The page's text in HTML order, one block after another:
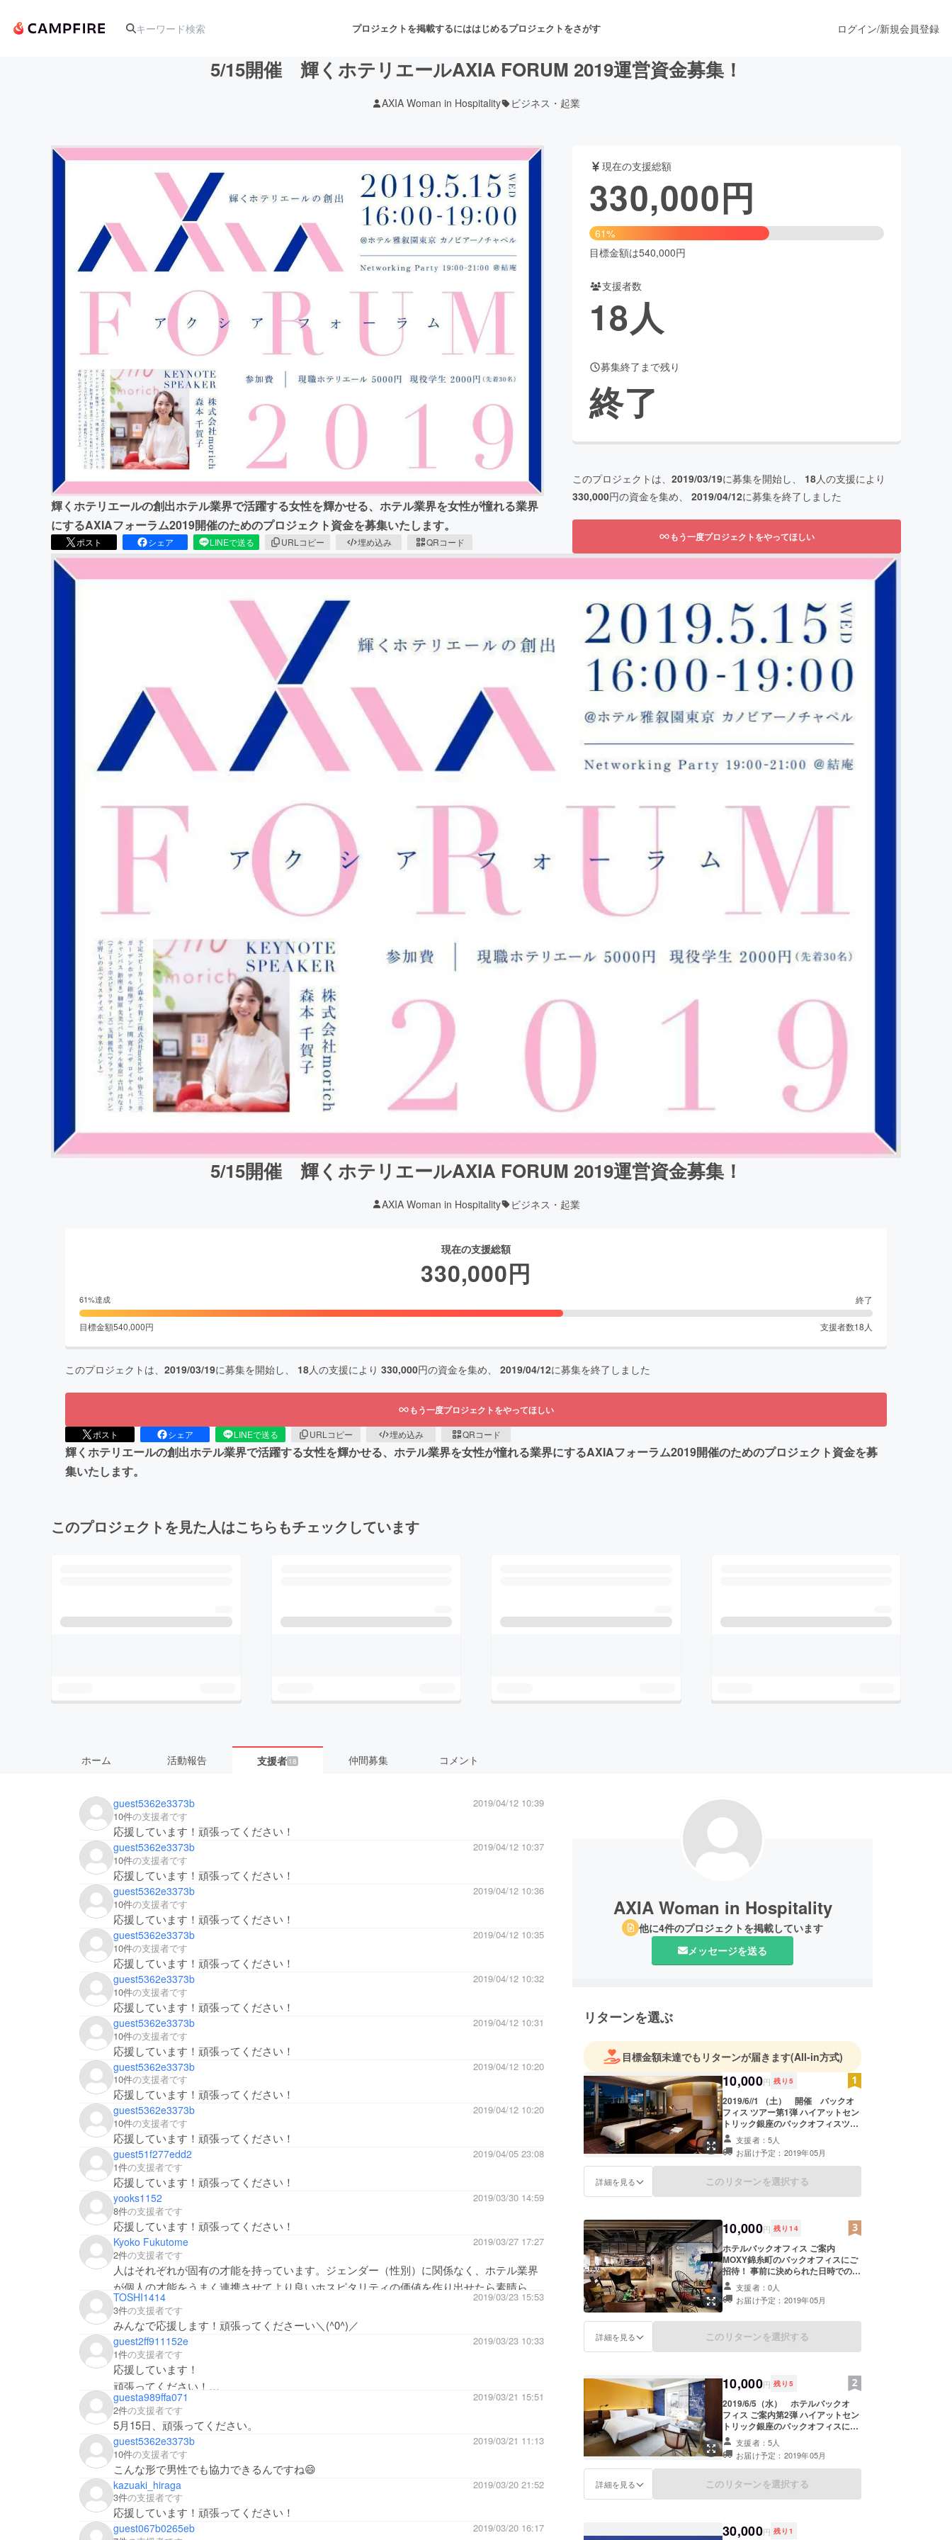
プロジェクトを掲載するにははじめるプロジェクトをさがす
アート・写真 舞台・パフォーマンス
テクノロジー・ガジェット ゲーム・サービス開発 ファッション
映像・映画 書籍・雑誌出版
ビジネス・起業 チャレンジ ビューティー・ヘルスケア
まちづくり・地域活性化
CAMPFIRE for Social Good CAMPFIRE Creation
ログイン/新規会員登録
5/15開催 輝くホテリエールAXIA FORUM 2019運営資金募集！
AXIA Woman in Hospitality ビジネス・起業
輝くホテリエールの創出ホテル業界で活躍する女性を輝かせる、ホテル業界を女性が憧れる業界
にするAXIAフォーラム2019開催のためのプロジェクト資金を募集いたします。
ポスト シェア LINEで送る URLコピー 埋め込み QRコード
現在の支援総額
330,000円
61%
目標金額は540,000円
支援者数
18人
募集終了まで残り
終了
このプロジェクトは、 2019/03/19に募集を開始し、 18人の支援により
330,000円の資金を集め、 2019/04/12に募集を終了しました
もう一度プロジェクトをやってほしい
5/15開催 輝くホテリエールAXIA FORUM 2019運営資金募集！
AXIA Woman in Hospitality ビジネス・起業
現在の支援総額
330,000円
61%達成 終了
目標金額540,000円 支援者数18 人
このプロジェクトは、 2019/03/19に募集を開始し、 18人の支援により 330,000円の資金を集め、 2019/04/12に募集を終了しました
もう一度プロジェクトをやってほしい
ポスト シェア LINEで送る URLコピー 埋め込み QRコード
輝くホテリエールの創出ホテル業界で活躍する女性を輝かせる、ホテル業界を女性が憧れる業界にするAXIAフォーラム2019開催のためのプロジェクト資金を募
集いたします。
このプロジェクトを見た人はこちらもチェックしています
ホーム 活動報告 支援者 18 仲間募集 コメント
guest5362e3373b
2019/04/12 10:39
10件の支援者です
応援しています！頑張ってください！
guest5362e3373b
2019/04/12 10:37
10件の支援者です
応援しています！頑張ってください！
guest5362e3373b
2019/04/12 10:36
10件の支援者です
応援しています！頑張ってください！
guest5362e3373b
2019/04/12 10:35
10件の支援者です
応援しています！頑張ってください！
guest5362e3373b
2019/04/12 10:32
10件の支援者です
応援しています！頑張ってください！
guest5362e3373b
2019/04/12 10:31
10件の支援者です
応援しています！頑張ってください！
guest5362e3373b
2019/04/12 10:20
10件の支援者です
応援しています！頑張ってください！
guest5362e3373b
2019/04/12 10:20
10件の支援者です
応援しています！頑張ってください！
guest51f277edd2
2019/04/05 23:08
1件の支援者です
応援しています！頑張ってください！
yooks1152
2019/03/30 14:59
8件の支援者です
応援しています！頑張ってください！
Kyoko Fukutome
2019/03/27 17:27
2件の支援者です
人はそれぞれが固有の才能を持っています。ジェンダー（性別）に関係なく、ホテル業界
が個人の才能をうまく連携させてより良いホスピタリティの価値を作り出せたら素晴らし
いですね。それには女性のみなさん、そして男性のみなさんもお互いの才能を知り手を取
りあいましょう。微力ながら応援しています。
TOSHI1414
2019/03/23 15:53
3件の支援者です
みんなで応援します！頑張ってくださーい＼(^0^)／
guest2ff911152e
2019/03/23 10:33
1件の支援者です
応援しています！
頑張ってください！
若い方々の活躍の場が広がることは
とても良いと思います。
guesta989ffa071
2019/03/21 15:51
2件の支援者です
5月15日、頑張ってください。
guest5362e3373b
2019/03/21 11:13
10件の支援者です
こんな形で男性でも協力できるんですね😄
kazuaki_hiraga
2019/03/20 21:52
3件の支援者です
応援しています！頑張ってください！
guest067b0265eb
2019/03/20 16:17
AXIA Woman in Hospitality
他に4件のプロジェクトを掲載しています
メッセージを送る
リターンを選ぶ
目標金額未達でもリターンが届きます(All-in方式)
10,000円 残り 5
2019/6//1 （土） 開催 バックオ
フィス ツアー第1弾 ハイアットセン
トリック銀座のバックオフィスツ
アーにご招待！ クラウドファンディ
ングに賛同いただいた パトロンの方
限定！ なかなか見ることができない
ホテルの裏側、バックオフィスをご
案内 いたします。 バックオフィス
願い申し上げます。 所要時間は９０
分ほどを予定しております。 ■ハイ
アットセントリック銀座のご紹介
「街の中心」、「情報の中心」とい
う意味を持つ、 「ハイアット セン
トリック」は、 ハイアットの新しい
ライフスタイルブランド。 「ハイ
アット セントリック 銀座 東京」と
受け入れて進化してきた街、銀座。
人々が脈々と受け継ぎ、育んできた
アット セントリック 銀座 東京が目
指すのは、 訪れた人々が銀座の魅力
を知り、感じ、 そして体験する拠点
となること。 初めての方もリピー
ターの方も、肩ひじ張らない自分ら
しいスタイルで、ハイアット セント
リック流の銀座を体感いただけるホ
テルです。
支援者：5人
お届け予定：2019年05月
詳細を見る このリターンを選択する
10,000円 残り 14
ホテルバックオフィス ご案内
MOXY錦糸町のバックオフィスにご
招待！ 事前に決められた日時での
クラウドファンディングに賛同いた
だいた パトロンの方限定！ なかな
か見ることができないホテルの バッ
都会的なデザインに、 フレンドリー
な雰囲気をあわせもつ新しいコンセ
にして機能的。 シモンズのベッド
マットレスを採用し、寝心地にもこ
だわりました。 スタイリッシュなが
ら暖かい雰囲気のバー・ラウンジや
ライブラリーでは一人でオリジナル
カクテルを楽しんだり、 旅する人た
ちと交わしたりと、 様々なスタイル
でお過ごしいただけます。 日本初の
モクシーブランドである、「モク
約9分の錦糸町駅から徒歩5分の場所
に位置しています。 羽田空港や東京
道や空路での移動や主要観光地への
支援者：0人
お届け予定：2019年05月
詳細を見る このリターンを選択する
10,000円 残り 5
2019/6/5（水） ホテルバックオ
フィス ご案内第2弾 ハイアットセン
トリック銀座のバックオフィスにご
招待！ クラウドファンディングに賛
同いただいた パトロンの方限定！
なかなか見ることができないホテル
の裏側、バックオフィスをご案内 い
たします。 バックオフィスツアー開
し上げます。 所要時間は９０分ほど
支援者：5人
お届け予定：2019年05月
詳細を見る このリターンを選択する
30,000円 残り 1